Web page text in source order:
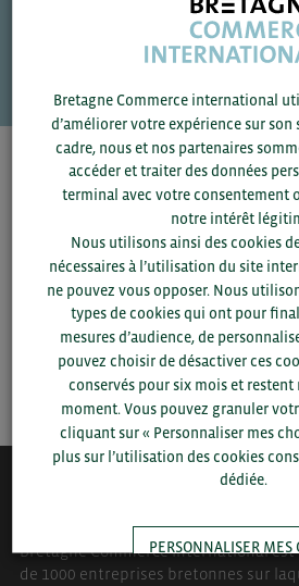
Une
VOS
Pour voir les contacts, merci de
département et votre secteurou
SAUVEGARDER
Bretagne Commerce International est
de 1000 entreprises bretonnes sur
Bretagne Commerce international
d’améliorer votre expérience sur
cadre, nous et nos partenaires
accéder et traiter des données
terminal avec votre consentement
notre intérêt
Nous utilisons ainsi des cookies
nécessaires à l’utilisation du site
ne pouvez vous opposer. Nous
types de cookies qui ont pour
mesures d’audience, de
pouvez choisir de désactiver ces
conservés pour six mois et
moment. Vous pouvez granuler
cliquant sur « Personnaliser mes
plus sur l’utilisation des cookies
dédiée.
PERSONNALISER MES